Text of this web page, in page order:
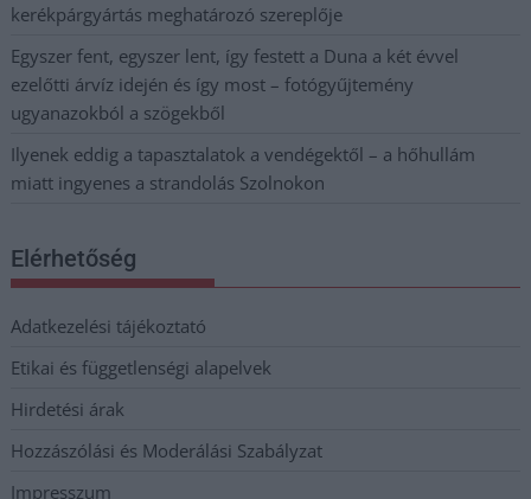
kerékpárgyártás meghatározó szereplője
Egyszer fent, egyszer lent, így festett a Duna a két évvel
ezelőtti árvíz idején és így most – fotógyűjtemény
ugyanazokból a szögekből
Ilyenek eddig a tapasztalatok a vendégektől – a hőhullám
miatt ingyenes a strandolás Szolnokon
Elérhetőség
Adatkezelési tájékoztató
Etikai és függetlenségi alapelvek
Hirdetési árak
Hozzászólási és Moderálási Szabályzat
Impresszum